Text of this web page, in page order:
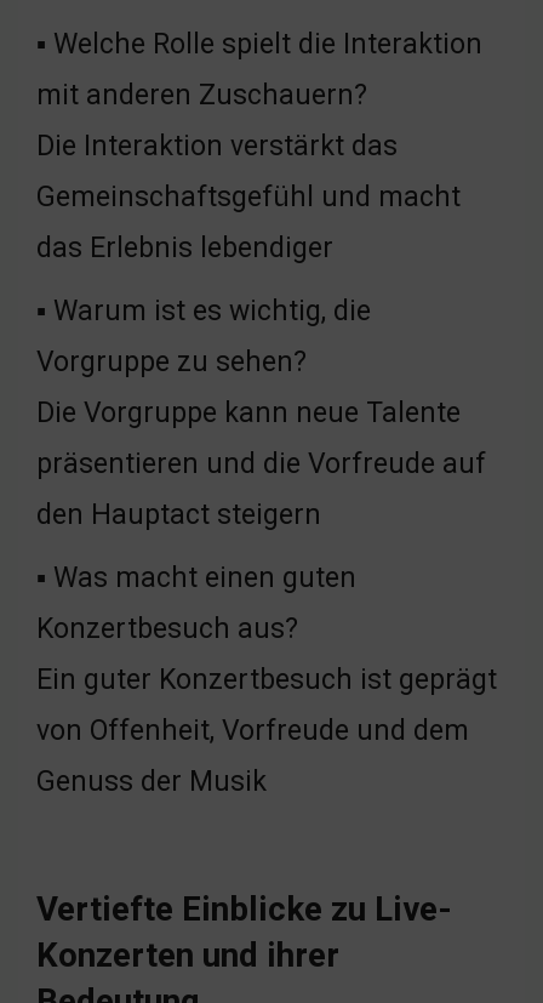
▪ Welche Rolle spielt die Interaktion
mit anderen Zuschauern?
Die Interaktion verstärkt das
Gemeinschaftsgefühl und macht
das Erlebnis lebendiger
▪ Warum ist es wichtig, die
Vorgruppe zu sehen?
Die Vorgruppe kann neue Talente
präsentieren und die Vorfreude auf
den Hauptact steigern
▪ Was macht einen guten
Konzertbesuch aus?
Ein guter Konzertbesuch ist geprägt
von Offenheit, Vorfreude und dem
Genuss der Musik
Vertiefte Einblicke zu Live-
Konzerten und ihrer